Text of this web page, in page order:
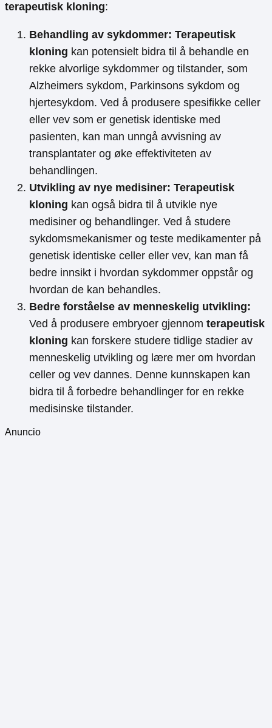
terapeutisk kloning:
Behandling av sykdommer: Terapeutisk
kloning kan potensielt bidra til å behandle en
rekke alvorlige sykdommer og tilstander, som
Alzheimers sykdom, Parkinsons sykdom og
hjertesykdom. Ved å produsere spesifikke celler
eller vev som er genetisk identiske med
pasienten, kan man unngå avvisning av
transplantater og øke effektiviteten av
behandlingen.
Utvikling av nye medisiner: Terapeutisk
kloning kan også bidra til å utvikle nye
medisiner og behandlinger. Ved å studere
sykdomsmekanismer og teste medikamenter på
genetisk identiske celler eller vev, kan man få
bedre innsikt i hvordan sykdommer oppstår og
hvordan de kan behandles.
Bedre forståelse av menneskelig utvikling:
Ved å produsere embryoer gjennom terapeutisk
kloning kan forskere studere tidlige stadier av
menneskelig utvikling og lære mer om hvordan
celler og vev dannes. Denne kunnskapen kan
bidra til å forbedre behandlinger for en rekke
medisinske tilstander.
Anuncio